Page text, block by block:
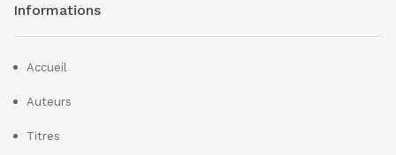
Informations
Accueil
Auteurs
Titres